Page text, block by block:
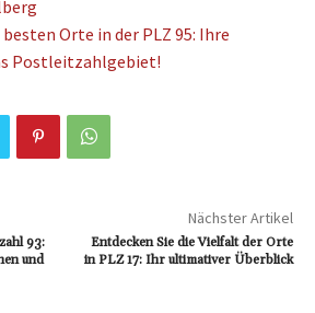
Orte in der PLZ 95: Ihre
Postleitzahlgebiet!
93:
und
Nächster Artikel
Entdecken Sie die Vielfalt der Orte
in PLZ 17: Ihr ultimativer Überblick